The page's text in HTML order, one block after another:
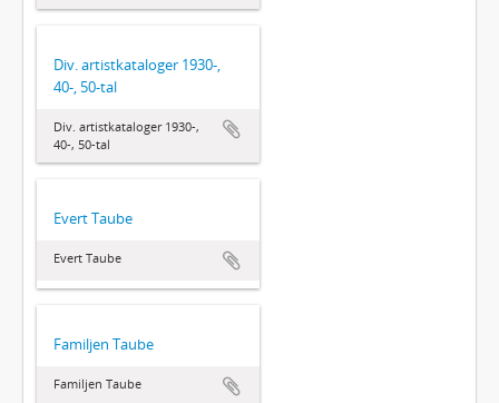
Div. artistkataloger 1930-,
40-, 50-tal
Div. artistkataloger 1930-,
40-, 50-tal
Evert Taube
Evert Taube
Familjen Taube
Familjen Taube